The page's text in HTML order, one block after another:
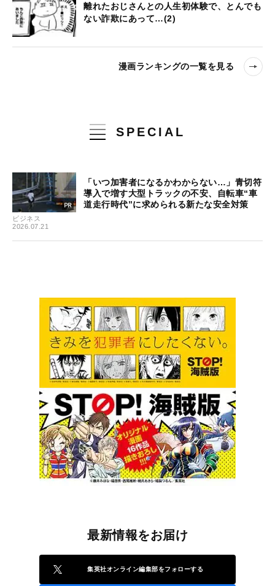
離れたおじさんとの人生初体験で、とんでも
ない詐欺にあって…(2)
漫画ランキングの一覧を見る
SPECIAL
ビジネス
2026.07.21
「いつ加害者になるかわからない…」青切符
導入で増す大型トラックの不安、自転車“車
道走行時代”に求められる新たな安全対策
最新情報をお届け
集英社オンライン編集部をフォローする